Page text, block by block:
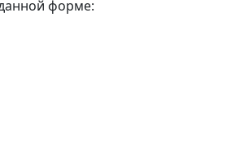
форме: